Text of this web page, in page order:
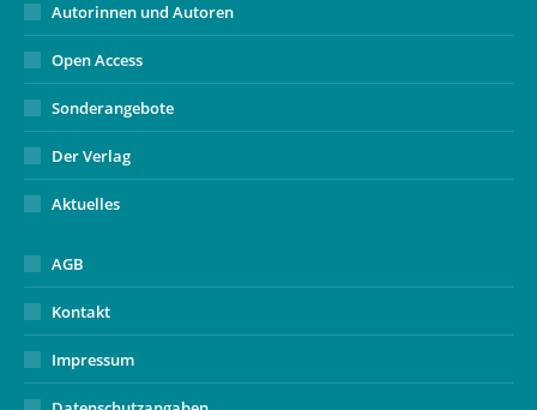
Autorinnen und Autoren
Open Access
Sonderangebote
Der Verlag
Aktuelles
AGB
Kontakt
Impressum